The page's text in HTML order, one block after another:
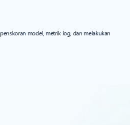
model, metrik log, dan melakukan